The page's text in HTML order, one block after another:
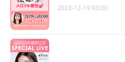
2023-12-19 03:00